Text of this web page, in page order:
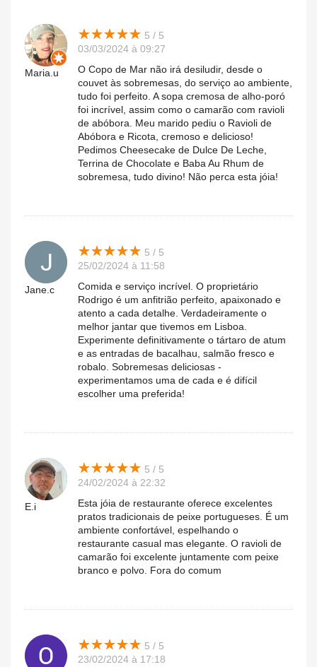
Maria.u
★★★★★
★★★★★ 5 / 5
03/03/2024 à 09:27
O Copo de Mar não irá desiludir, desde o
couvet às sobremesas, do serviço ao ambiente,
tudo foi perfeito. A sopa cremosa de alho-poró
foi incrível, assim como o camarão com ravioli
de abóbora. Meu marido pediu o Ravioli de
Abóbora e Ricota, cremoso e delicioso!
Pedimos Cheesecake de Dulce De Leche,
Terrina de Chocolate e Baba Au Rhum de
sobremesa, tudo divino! Não perca esta jóia!
Jane.c
★★★★★
★★★★★ 5 / 5
25/02/2024 à 11:58
Comida e serviço incrível. O proprietário
Rodrigo é um anfitrião perfeito, apaixonado e
atento a cada detalhe. Verdadeiramente o
melhor jantar que tivemos em Lisboa.
Experimente definitivamente o tártaro de atum
e as entradas de bacalhau, salmão fresco e
robalo. Sobremesas deliciosas -
experimentamos uma de cada e é difícil
escolher uma preferida!
E.i
★★★★★
★★★★★ 5 / 5
24/02/2024 à 22:32
Esta jóia de restaurante oferece excelentes
pratos tradicionais de peixe portugueses. É um
ambiente confortável, espelhando o
restaurante casual mas elegante. O ravioli de
camarão foi excelente juntamente com peixe
branco e polvo. Fora do comum
★★★★★
★★★★★ 5 / 5
23/02/2024 à 17:18